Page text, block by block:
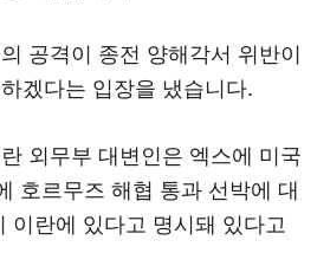
공격이 종전 양해각서 위반이
겠다는 입장을 냈습니다.
외무부 대변인은 엑스에 미국
호르무즈 해협 통과 선박에 대
이란에 있다고 명시돼 있다고